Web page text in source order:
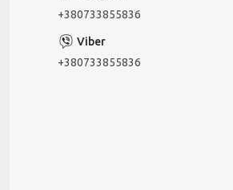
+380733855836
+380733855836